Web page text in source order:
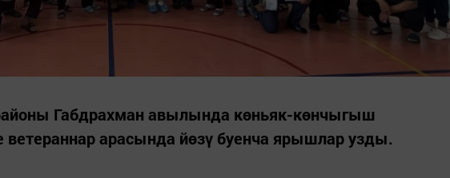
Габдрахман авылында көньяк-көнчыгыш
ветераннар арасында йөзү буенча ярышлар узды.